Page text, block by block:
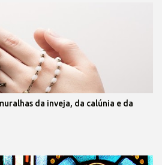
da inveja, da calúnia e da